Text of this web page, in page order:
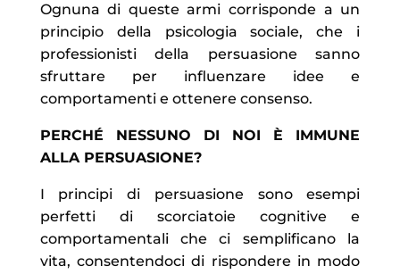
Ognuna di queste armi corrisponde a un
principio della psicologia sociale, che i
professionisti della persuasione sanno
sfruttare per influenzare idee e
comportamenti e ottenere consenso.
PERCHÉ NESSUNO DI NOI È IMMUNE
ALLA PERSUASIONE?
I principi di persuasione sono esempi
perfetti di scorciatoie cognitive e
comportamentali che ci semplificano la
vita, consentendoci di rispondere in modo